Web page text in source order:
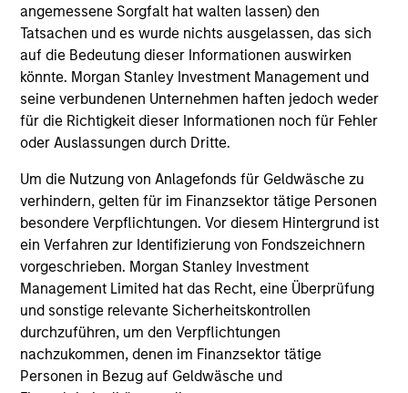
angemessene Sorgfalt hat walten lassen) den
Tatsachen und es wurde nichts ausgelassen, das sich
auf die Bedeutung dieser Informationen auswirken
könnte. Morgan Stanley Investment Management und
seine verbundenen Unternehmen haften jedoch weder
für die Richtigkeit dieser Informationen noch für Fehler
oder Auslassungen durch Dritte.
Um die Nutzung von Anlagefonds für Geldwäsche zu
verhindern, gelten für im Finanzsektor tätige Personen
besondere Verpflichtungen. Vor diesem Hintergrund ist
ein Verfahren zur Identifizierung von Fondszeichnern
vorgeschrieben. Morgan Stanley Investment
Management Limited hat das Recht, eine Überprüfung
und sonstige relevante Sicherheitskontrollen
durchzuführen, um den Verpflichtungen
nachzukommen, denen im Finanzsektor tätige
Personen in Bezug auf Geldwäsche und
3
Experienced Global Team
The EME Team has been investing in emerging markets
for over 35 years. Our dedicated global team is located in
providing expertise and on-the-ground research of local
markets and companies.
Investment Approach
We believe active country allocation and stock selection